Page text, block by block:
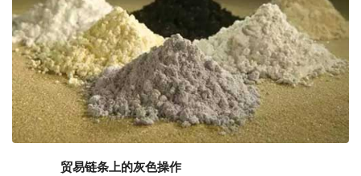
贸易链条上的灰色操作